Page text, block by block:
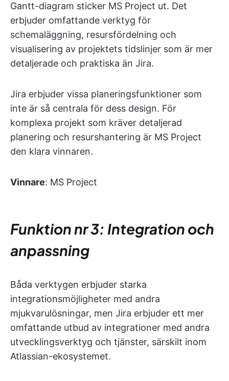
Gantt-diagram sticker MS Project ut. Det
erbjuder omfattande verktyg för
schemaläggning, resursfördelning och
visualisering av projektets tidslinjer som är mer
detaljerade och praktiska än Jira.
Jira erbjuder vissa planeringsfunktioner som
inte är så centrala för dess design. För
komplexa projekt som kräver detaljerad
planering och resurshantering är MS Project
den klara vinnaren.
Vinnare: MS Project
Funktion nr 3: Integration och
anpassning
Båda verktygen erbjuder starka
integrationsmöjligheter med andra
mjukvarulösningar, men Jira erbjuder ett mer
omfattande utbud av integrationer med andra
utvecklingsverktyg och tjänster, särskilt inom
Atlassian-ekosystemet.